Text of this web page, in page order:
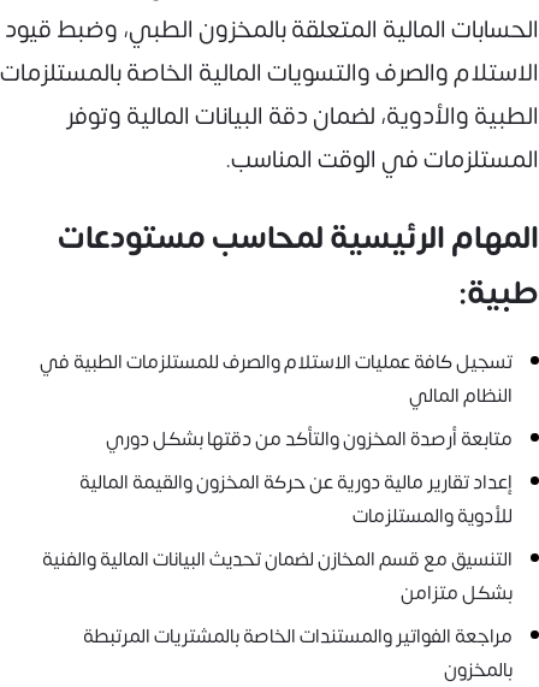
الحسابات المالية المتعلقة بالمخزون الطبي، وضبط قيود
الاستلام والصرف والتسويات المالية الخاصة بالمستلزمات
الطبية والأدوية، لضمان دقة البيانات المالية وتوفر
المستلزمات في الوقت المناسب.
المهام الرئيسية لمحاسب مستودعات
طبية:
تسجيل كافة عمليات الاستلام والصرف للمستلزمات الطبية في
النظام المالي
متابعة أرصدة المخزون والتأكد من دقتها بشكل دوري
إعداد تقارير مالية دورية عن حركة المخزون والقيمة المالية
للأدوية والمستلزمات
التنسيق مع قسم المخازن لضمان تحديث البيانات المالية والفنية
بشكل متزامن
مراجعة الفواتير والمستندات الخاصة بالمشتريات المرتبطة
بالمخزون